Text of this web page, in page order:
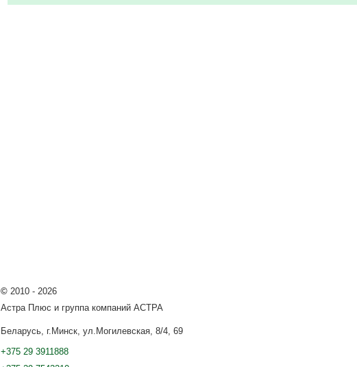
© 2010 - 2026
Астра Плюс и группа компаний АСТРА
Беларусь, г.Минск, ул.Могилевская, 8/4, 69
+375 29 3911888